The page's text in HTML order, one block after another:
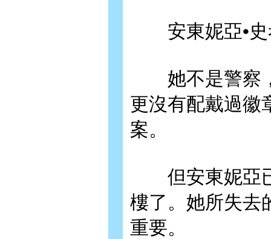
安東妮亞•史
她不是警察，
更沒有配戴過徽
案。
但安東妮亞已
樓了。她所失去
重要。